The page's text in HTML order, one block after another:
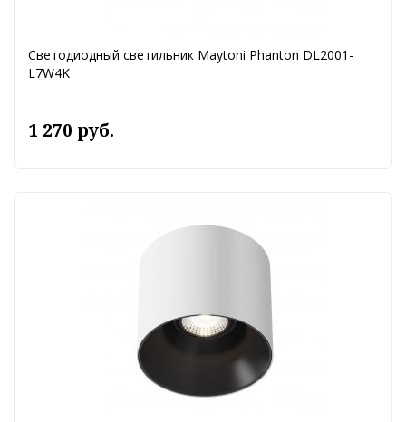
Светодиодный светильник Maytoni Phanton DL2001-
L7W4K
1 270 руб.